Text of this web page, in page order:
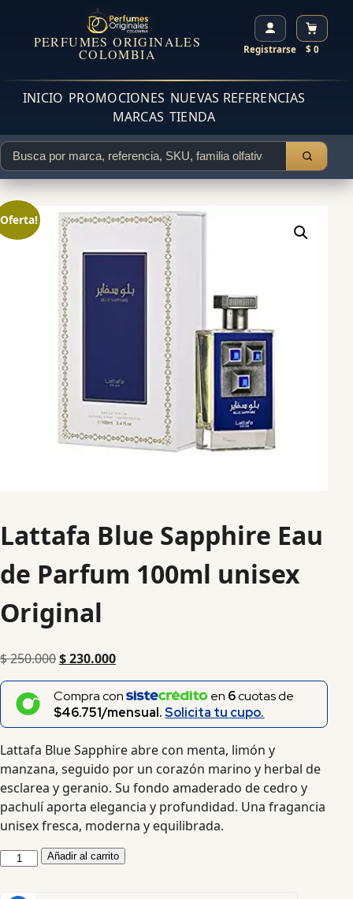
PERFUMES ORIGINALES
COLOMBIA Registrarse $ 0
INICIO PROMOCIONES NUEVAS REFERENCIAS
MARCAS TIENDA
Lattafa Blue Sapphire Eau
de Parfum 100ml unisex
Original
$250.000$230.000
Compra con en 6cuotas de
$46.751/mensual.Solicita tu cupo.
Lattafa Blue Sapphire abre con menta, limón y
manzana, seguido por un corazón marino y herbal de
esclarea y geranio. Su fondo amaderado de cedro y
pachulí aporta elegancia y profundidad. Una fragancia
unisex fresca, moderna y equilibrada.
Añadir al carrito